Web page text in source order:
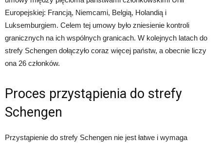
Europejskiej: Francją, Niemcami, Belgią, Holandią i
Luksemburgiem. Celem tej umowy było zniesienie kontroli
granicznych na ich wspólnych granicach. W kolejnych latach do
strefy Schengen dołączyło coraz więcej państw, a obecnie liczy
ona 26 członków.
Proces przystąpienia do strefy
Schengen
Przystąpienie do strefy Schengen nie jest łatwe i wymaga